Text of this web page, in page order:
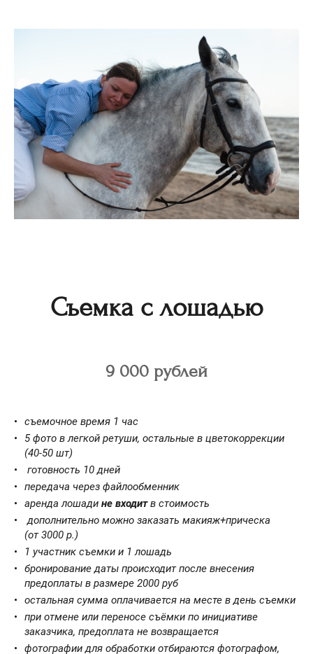
Съемка с лошадью
9 000 рублей
съемочное время 1 час
5 фото в легкой ретуши, остальные в цветокоррекции
(40-50 шт)
готовность 10 дней
передача через файлообменник
аренда лошади не входитв стоимость
дополнительно можно заказать макияж+прическа
(от 3000 р.)
1 участник съемки и 1 лошадь
бронирование даты происходит после внесения
предоплаты в размере 2000 руб
остальная сумма оплачивается на месте в день съемки
при отмене или переносе съёмки по инициативе
заказчика, предоплата не возвращается
фотографии для обработки отбираются фотографом,